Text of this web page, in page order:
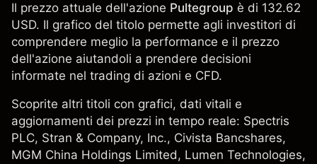
Il prezzo attuale dell'azione Pultegroup è di 132.62
USD. Il grafico del titolo permette agli investitori di
comprendere meglio la performance e il prezzo
dell'azione aiutandoli a prendere decisioni
informate nel trading di azioni e CFD.
Scoprite altri titoli con grafici, dati vitali e
aggiornamenti dei prezzi in tempo reale: Spectris
PLC, Stran & Company, Inc., Civista Bancshares,
MGM China Holdings Limited, Lumen Technologies,